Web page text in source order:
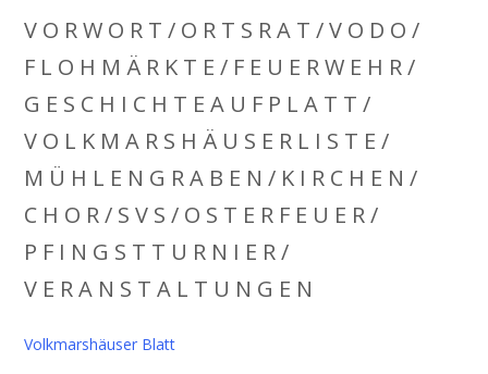
V O R W O R T / O R T S R A T / V O D O /
F L O H M Ä R K T E / F E U E R W E H R /
G E S C H I C H T E A U F P L A T T /
V O L K M A R S H Ä U S E R L I S T E /
M Ü H L E N G R A B E N / K I R C H E N /
C H O R / S V S / O S T E R F E U E R /
P F I N G S T T U R N I E R /
V E R A N S T A L T U N G E N
Volkmarshäuser Blatt